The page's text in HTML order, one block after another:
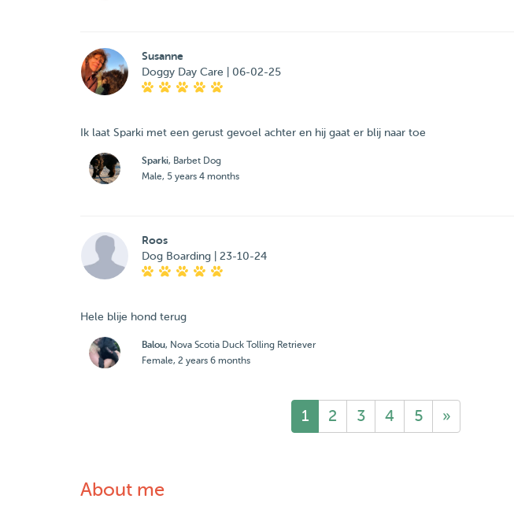
Susanne
Doggy Day Care | 06-02-25
Ik laat Sparki met een gerust gevoel achter en hij gaat er blij naar toe
Sparki, Barbet Dog
Male, 5 years 4 months
Roos
Dog Boarding | 23-10-24
Hele blije hond terug
Balou, Nova Scotia Duck Tolling Retriever
Female, 2 years 6 months
1 2 3 4 5 »
About me